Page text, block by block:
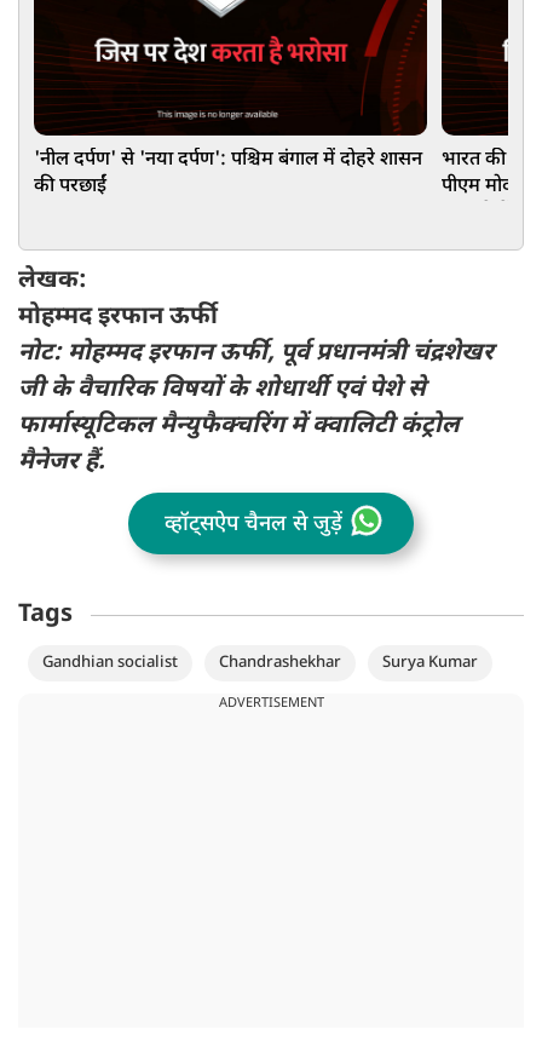
'नील दर्पण' से 'नया दर्पण': पश्चिम बंगाल में दोहरे शासन
की परछाईं
भारत की
पीएम मोदी
लेखक:
मोहम्मद इरफान ऊर्फी
नोट: मोहम्मद इरफान ऊर्फी, पूर्व प्रधानमंत्री चंद्रशेखर
जी के वैचारिक विषयों के शोधार्थी एवं पेशे से
फार्मास्यूटिकल मैन्युफैक्चरिंग में क्वालिटी कंट्रोल
मैनेजर हैं.
व्हॉट्सऐप चैनल से जुड़ें
Tags
Gandhian socialist Chandrashekhar Surya Kumar
ADVERTISEMENT